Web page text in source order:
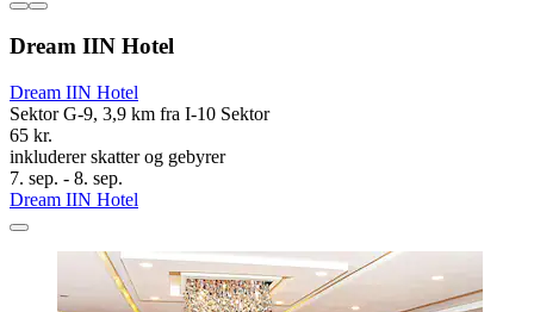
Dream IIN Hotel
Dream IIN Hotel
Sektor G-9, 3,9 km fra I-10 Sektor
65 kr.
inkluderer skatter og gebyrer
7. sep. - 8. sep.
Dream IIN Hotel